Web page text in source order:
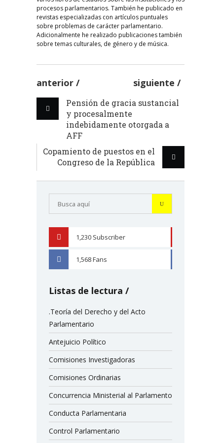
procesos parlamentarios. También he publicado en
revistas especializadas con artículos puntuales
sobre problemas de carácter parlamentario.
Adicionalmente he realizado publicaciones también
sobre temas culturales, de género y de música.
anterior siguiente
Pensión de gracia sustancial
y procesalmente
indebidamente otorgada a
AFF
Copamiento de puestos en el
Congreso de la República
1,230 Subscriber
1,568Fans
Listas de lectura
.Teoría del Derecho y del Acto
Parlamentario
Antejuicio Político
Comisiones Investigadoras
Comisiones Ordinarias
Concurrencia Ministerial al Parlamento
Conducta Parlamentaria
Control Parlamentario